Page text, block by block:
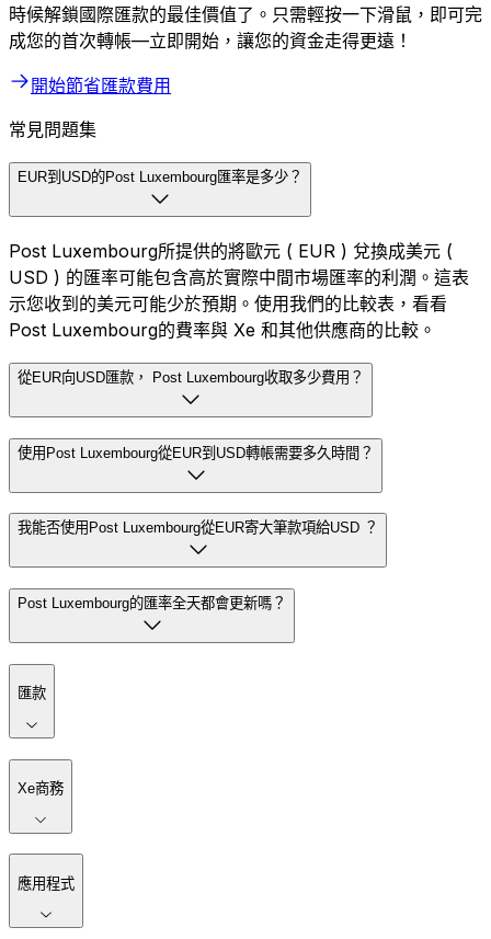
時候解鎖國際匯款的最佳價值了。只需輕按一下滑鼠，即可完
成您的首次轉帳—立即開始，讓您的資金走得更遠！
開始節省匯款費用
常見問題集
EUR到USD的Post Luxembourg匯率是多少？
Post Luxembourg所提供的將歐元 ( EUR ) 兌換成美元 (
USD ) 的匯率可能包含高於實際中間市場匯率的利潤。這表
示您收到的美元可能少於預期。使用我們的比較表，看看
Post Luxembourg的費率與 Xe 和其他供應商的比較。
從EUR向USD匯款， Post Luxembourg收取多少費用？
使用Post Luxembourg從EUR到USD轉帳需要多久時間？
我能否使用Post Luxembourg從EUR寄大筆款項給USD ？
Post Luxembourg的匯率全天都會更新嗎？
匯款
Xe商務
應用程式